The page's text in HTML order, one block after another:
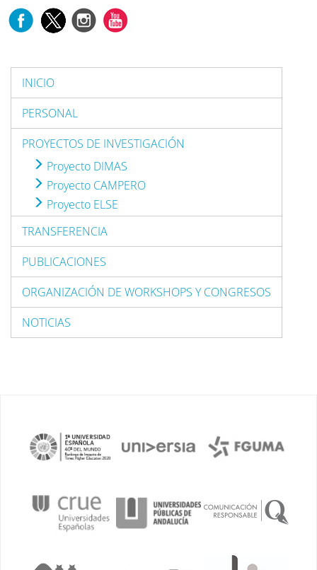
INICIO
PERSONAL
PROYECTOS DE INVESTIGACIÓN
Proyecto DIMAS
Proyecto CAMPERO
Proyecto ELSE
TRANSFERENCIA
PUBLICACIONES
ORGANIZACIÓN DE WORKSHOPS Y CONGRESOS
NOTICIAS